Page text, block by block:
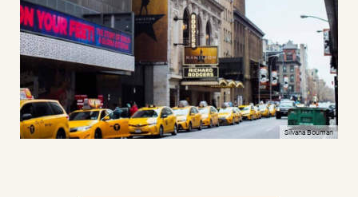
Silvana Bouman